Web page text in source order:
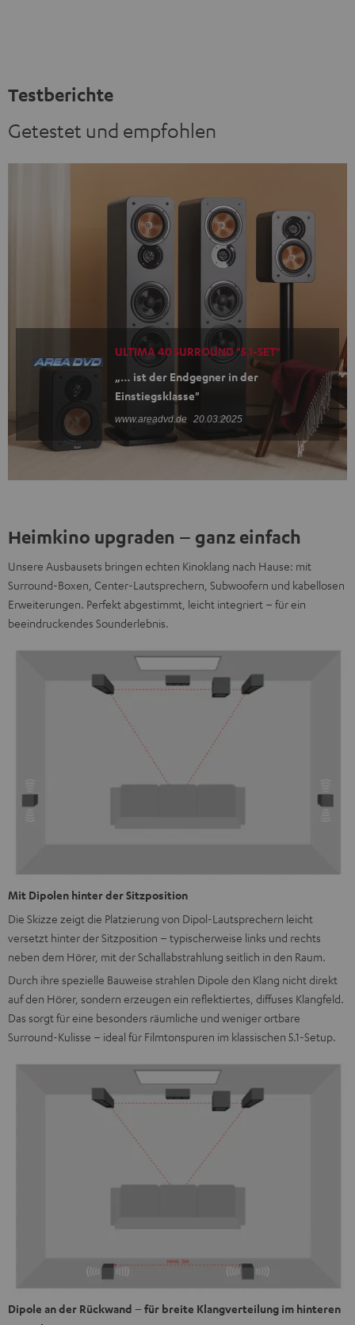
Testberichte
Getestet und empfohlen
ULTIMA 40 SURROUND "5.1-SET"
„… ist der Endgegner in der
Einstiegsklasse"
www.areadvd.de 20.03.2025
Heimkino upgraden – ganz einfach
Unsere Ausbausets bringen echten Kinoklang nach Hause: mit
Surround-Boxen, Center-Lautsprechern, Subwoofern und kabellosen
Erweiterungen. Perfekt abgestimmt, leicht integriert – für ein
beeindruckendes Sounderlebnis.
Mit Dipolen hinter der Sitzposition
Die Skizze zeigt die Platzierung von Dipol-Lautsprechern leicht
versetzt hinter der Sitzposition – typischerweise links und rechts
neben dem Hörer, mit der Schallabstrahlung seitlich in den Raum.
Durch ihre spezielle Bauweise strahlen Dipole den Klang nicht direkt
auf den Hörer, sondern erzeugen ein reflektiertes, diffuses Klangfeld.
Das sorgt für eine besonders räumliche und weniger ortbare
Surround-Kulisse – ideal für Filmtonspuren im klassischen 5.1-Setup.
Dipole an der Rückwand – für breite Klangverteilung im hinteren